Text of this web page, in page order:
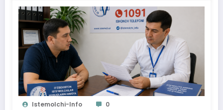
Istemolchi-Info 0